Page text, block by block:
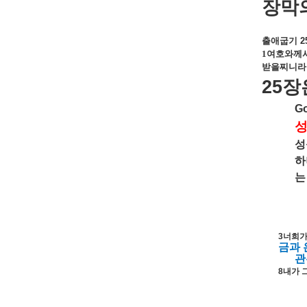
장막
출애굽기
1여호와께
받을찌니라
25장
하
는
3너희가
금과
관
8내가